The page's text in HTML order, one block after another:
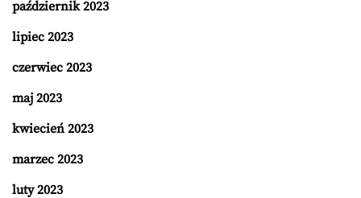
październik 2023
lipiec 2023
czerwiec 2023
maj 2023
kwiecień 2023
marzec 2023
luty 2023